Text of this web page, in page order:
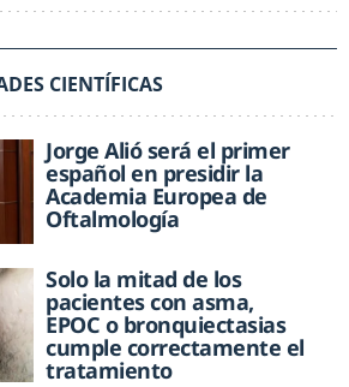
CIENTÍFICAS
Jorge Alió será el primer
español en presidir la
Academia Europea de
Oftalmología
Solo la mitad de los
pacientes con asma,
EPOC o bronquiectasias
cumple correctamente el
tratamiento